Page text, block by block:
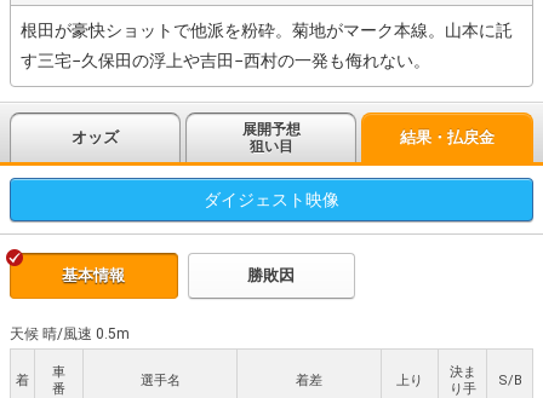
根田が豪快ショットで他派を粉砕。菊地がマーク本線。山本に託
す三宅−久保田の浮上や吉田−西村の一発も侮れない。
オッズ
展開予想
狙い目
結果・払戻金
ダイジェスト映像
基本情報 勝敗因
天候 晴/風速 0.5m
着
車
番
選手名 着差 上り
決ま
り手
S/B